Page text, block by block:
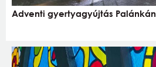
Adventi gyertyagyújtás Palánkán